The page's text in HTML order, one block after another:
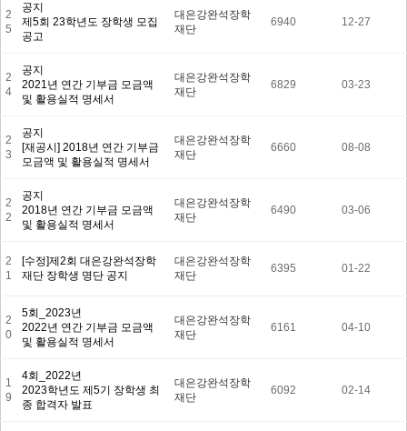
2
5
공지
제5회 23학년도 장학생 모집
공고
대은강완석장학
재단
6940 12-27
2
4
공지
2021년 연간 기부금 모금액
및 활용실적 명세서
대은강완석장학
재단
6829 03-23
2
3
공지
[재공시] 2018년 연간 기부금
모금액 및 활용실적 명세서
대은강완석장학
재단
6660 08-08
2
2
공지
2018년 연간 기부금 모금액
및 활용실적 명세서
대은강완석장학
재단
6490 03-06
2
1
[수정]제2회 대은강완석장학
재단 장학생 명단 공지
대은강완석장학
재단
6395 01-22
2
0
5회_2023년
2022년 연간 기부금 모금액
및 활용실적 명세서
대은강완석장학
재단
6161 04-10
1
9
4회_2022년
2023학년도 제5기 장학생 최
종 합격자 발표
대은강완석장학
재단
6092 02-14